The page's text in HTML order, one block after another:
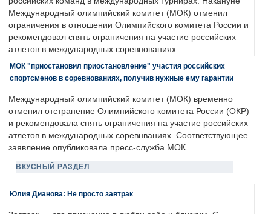
Международный олимпийский комитет (МОК) отменил
ограничения в отношении Олимпийского комитета России и
рекомендовал снять ограничения на участие российских
атлетов в международных соревнованиях.
МОК "приостановил приостановление" участия российских
спортсменов в соревнованиях, получив нужные ему гарантии
Международный олимпийский комитет (МОК) временно
отменил отстранение Олимпийского комитета России (ОКР)
и рекомендовала снять ограничения на участие российских
атлетов в международных соревнваниях. Соответствующее
заявление опубликовала пресс-служба МОК.
ВКУСНЫЙ РАЗДЕЛ
Юлия Дианова: Не просто завтрак